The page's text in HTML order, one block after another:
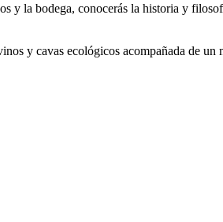
y la bodega, conocerás la historia y
y cavas ecológicos acompañada de